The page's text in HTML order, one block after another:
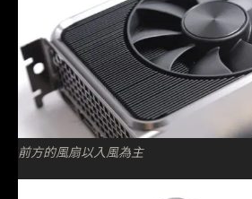
前方的風扇以入風為主